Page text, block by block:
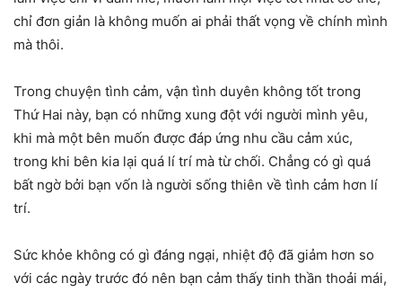
chỉ đơn giản là không muốn ai phải thất vọng về chính mình
mà thôi.
Trong chuyện tình cảm, vận tình duyên không tốt trong
Thứ Hai này, bạn có những xung đột với người mình yêu,
khi mà một bên muốn được đáp ứng nhu cầu cảm xúc,
trong khi bên kia lại quá lí trí mà từ chối. Chẳng có gì quá
bất ngờ bởi bạn vốn là người sống thiên về tình cảm hơn lí
trí.
Sức khỏe không có gì đáng ngại, nhiệt độ đã giảm hơn so
với các ngày trước đó nên bạn cảm thấy tinh thần thoải mái,